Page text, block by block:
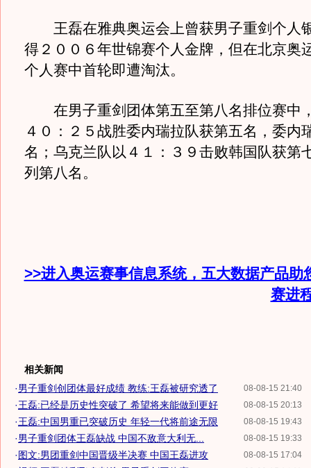
王磊在雅典奥运会上曾获男子重剑个人
得２００６年世锦赛个人金牌，但在北京奥
个人赛中首轮即遭淘汰。
在男子重剑团体第五至第八名排位赛中
４０：２５战胜委内瑞拉队获第五名，委内
名；乌克兰队以４１：３９击败韩国队获第
列第八名。
>>进入奥运赛事信息系统，五大数据产品助
赛进
相关新闻
08-08-15 21:40
·男子重剑创团体最好成绩 教练:王磊被研究透了
08-08-15 20:13
·王磊:已经是历史性突破了 希望将来能做到更好
08-08-15 19:43
·王磊:中国男重已突破历史 年轻一代将前途无限
08-08-15 19:33
·男子重剑团体王磊缺战 中国不敌意大利无...
08-08-15 17:04
·图文:男团重剑中国晋级半决赛 中国王磊进攻